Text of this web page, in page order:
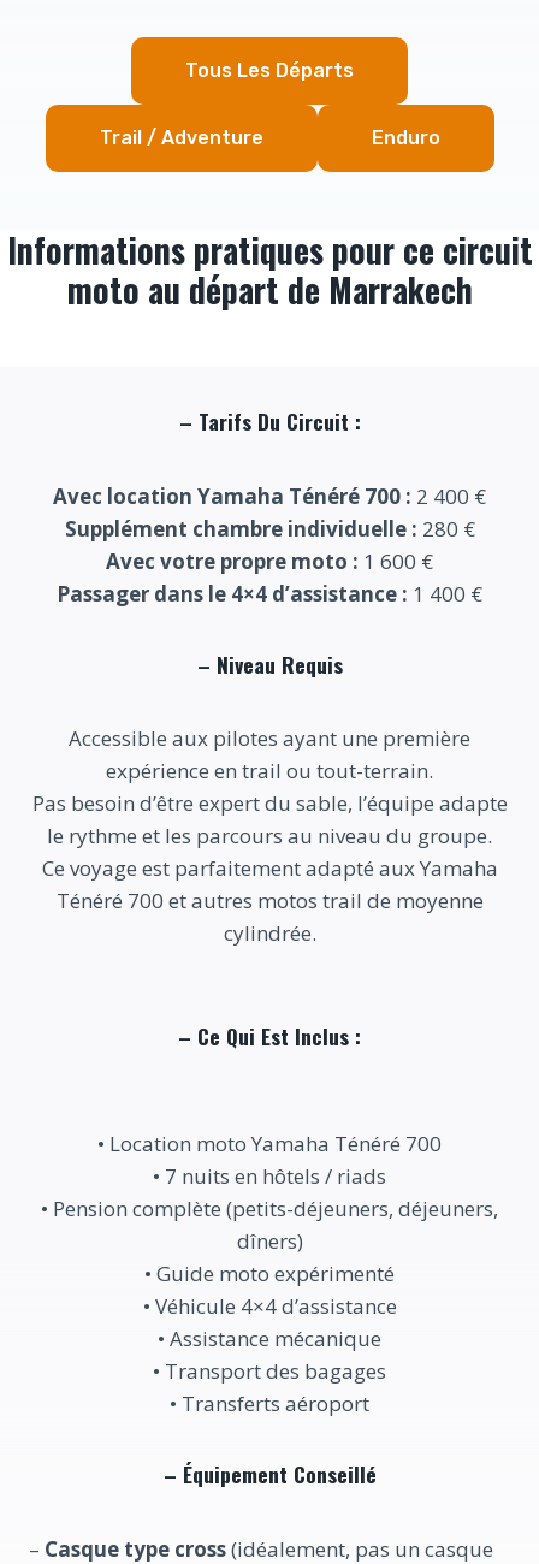
Tous Les Départs
Trail / Adventure Enduro
Informations pratiques pour ce circuit
moto au départ de Marrakech
– Tarifs Du Circuit :
Avec location Yamaha Ténéré 700 : 2 400 €
Supplément chambre individuelle : 280 €
Avec votre propre moto : 1 600 €
Passager dans le 4×4 d’assistance : 1 400 €
– Niveau Requis
Accessible aux pilotes ayant une première
expérience en trail ou tout-terrain.
Pas besoin d’être expert du sable, l’équipe adapte
le rythme et les parcours au niveau du groupe.
Ce voyage est parfaitement adapté aux Yamaha
Ténéré 700 et autres motos trail de moyenne
cylindrée.
– Ce Qui Est Inclus :
• Location moto Yamaha Ténéré 700
• 7 nuits en hôtels / riads
• Pension complète (petits-déjeuners, déjeuners,
dîners)
• Guide moto expérimenté
• Véhicule 4×4 d’assistance
• Assistance mécanique
• Transport des bagages
• Transferts aéroport
– Équipement Conseillé
– Casque type cross(idéalement, pas un casque